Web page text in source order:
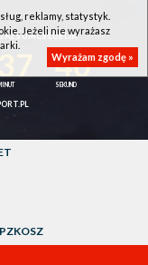
AZS UMCS LUBLIN
39
reklamy, statystyk.
Jeżeli nie wyrażasz
Wyrażam zgodę »